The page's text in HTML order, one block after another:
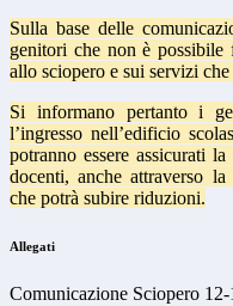
Sulla base delle
genitori che non è possibile
allo sciopero e sui servizi
Si informano pertanto i
l’ingresso nell’edificio
potranno essere assicurati
docenti, anche attraverso
che potrà subire riduzioni.
Allegati
Comunicazione Sciopero